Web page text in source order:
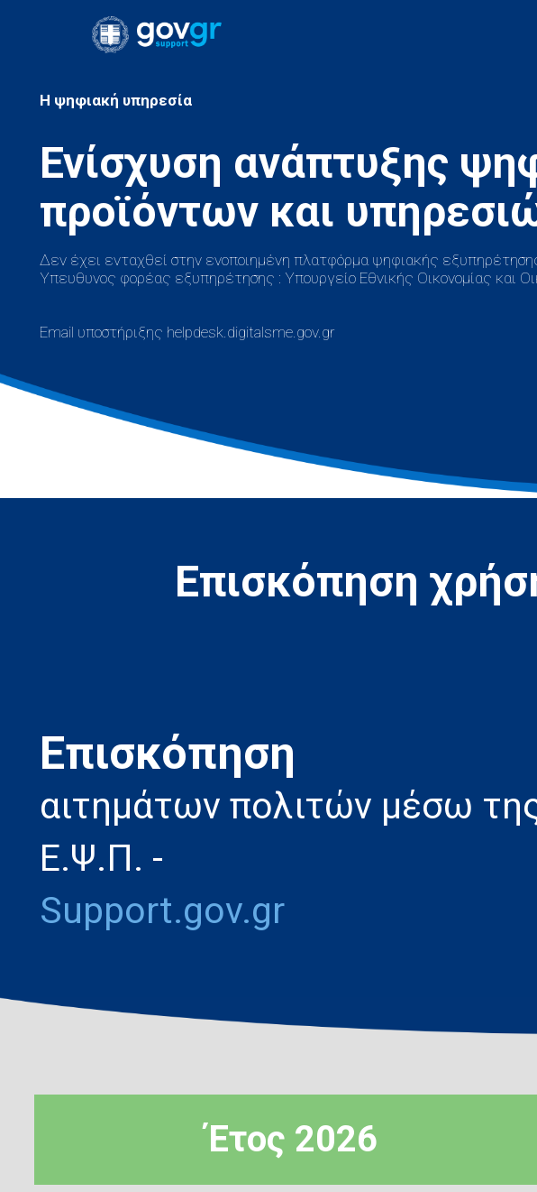
H ψηφιακή υπηρεσία
Ενίσχυση ανάπτυξης
Δεν έχει ενταχθεί στην ενοποιημένη πλατφόρμα ψηφιακής
Υπευθυνος φορέας εξυπηρέτησης : Υπουργείο Εθνικής Οικονομίας και
Email υποστήριξης helpdesk.digitalsme.gov.gr
Επισκόπηση
Eπισκόπηση
αιτημάτων πολιτών μέσω
Ε.Ψ.Π. -
Support.gov.gr
Έτος 2026